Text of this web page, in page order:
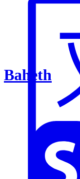
Baheth